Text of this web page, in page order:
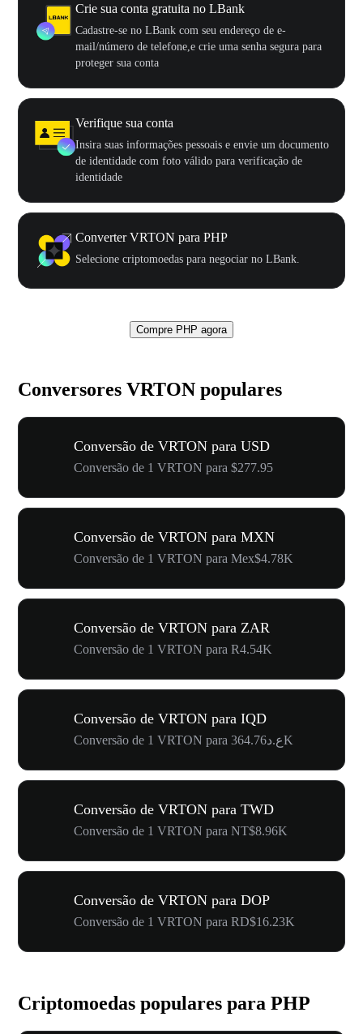
Crie sua conta gratuita no LBank
Cadastre-se no LBank com seu endereço de e-
mail/número de telefone,e crie uma senha segura para
proteger sua conta
Verifique sua conta
Insira suas informações pessoais e envie um documento
de identidade com foto válido para verificação de
identidade
Converter VRTON para PHP
Selecione criptomoedas para negociar no LBank.
Compre PHP agora
Conversores VRTON populares
Conversão de VRTON para USD
Conversão de 1 VRTON para $277.95
Conversão de VRTON para MXN
Conversão de 1 VRTON para Mex$4.78K
Conversão de VRTON para ZAR
Conversão de 1 VRTON para R4.54K
Conversão de VRTON para IQD
Conversão de 1 VRTON para ع.د364.76K
Conversão de VRTON para TWD
Conversão de 1 VRTON para NT$8.96K
Conversão de VRTON para DOP
Conversão de 1 VRTON para RD$16.23K
Criptomoedas populares para PHP